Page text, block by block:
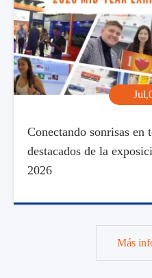
Conectando sonrisas
destacados de la
2026
Más